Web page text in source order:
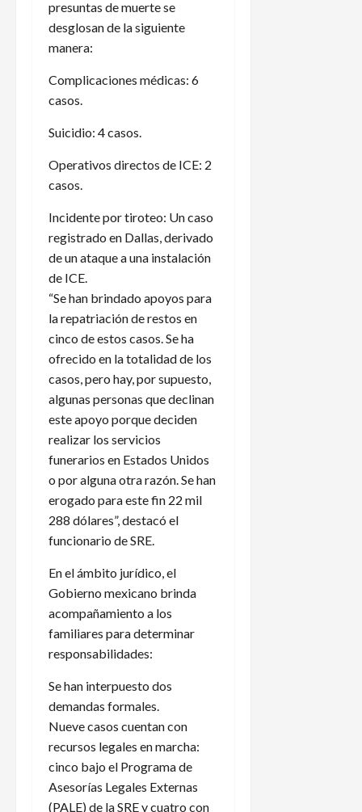
presuntas de muerte se
desglosan de la siguiente
manera:
Complicaciones médicas: 6
casos.
Suicidio: 4 casos.
Operativos directos de ICE: 2
casos.
Incidente por tiroteo: Un caso
registrado en Dallas, derivado
de un ataque a una instalación
de ICE.
“Se han brindado apoyos para
la repatriación de restos en
cinco de estos casos. Se ha
ofrecido en la totalidad de los
casos, pero hay, por supuesto,
algunas personas que declinan
este apoyo porque deciden
realizar los servicios
funerarios en Estados Unidos
o por alguna otra razón. Se han
erogado para este fin 22 mil
288 dólares”, destacó el
funcionario de SRE.
En el ámbito jurídico, el
Gobierno mexicano brinda
acompañamiento a los
familiares para determinar
responsabilidades:
Se han interpuesto dos
demandas formales.
Nueve casos cuentan con
recursos legales en marcha:
cinco bajo el Programa de
Asesorías Legales Externas
(PALE) de la SRE y cuatro con